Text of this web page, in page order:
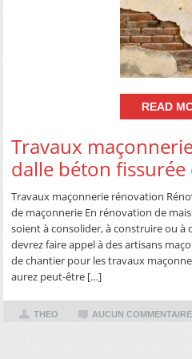
READ
Travaux
dalle béton fissurée
Travaux maçonnerie rénovation
de maçonnerie En rénovation de
soient à consolider, à construire ou à
devrez faire appel à des artisans
de chantier pour les travaux
aurez peut-être […]
THEO AUCUN COMMENTAIRE